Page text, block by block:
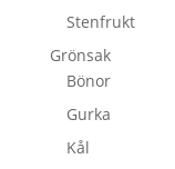
Stenfrukt
Grönsak
Bönor
Gurka
Kål